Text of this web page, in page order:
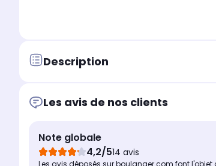
Description
Les avis de nos clients
Note globale
4,2/514 avis
Les avis déposés sur boulanger.com font